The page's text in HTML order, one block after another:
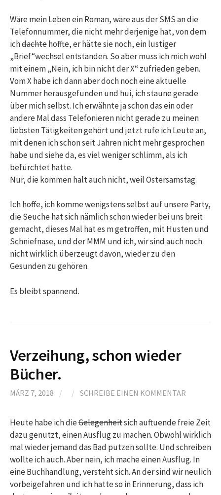
Wäre mein Leben ein Roman, wäre aus der SMS an die
Telefonnummer, die nicht mehr derjenige hat, von dem
ichdachtehoffte, er hätte sie noch, ein lustiger
„Brief“wechsel entstanden. So aber muss ich mich wohl
mit einem „Nein, ich bin nicht der X“ zufrieden geben.
Vom X habe ich dann aber doch noch eine aktuelle
Nummer herausgefunden und hui, ich staune gerade
über mich selbst. Ich erwähnte ja schon das ein oder
andere Mal dass Telefonieren nicht gerade zu meinen
liebsten Tätigkeiten gehört und jetzt rufe ich Leute an,
mit denen ich schon seit Jahren nicht mehr gesprochen
habe und siehe da, es viel weniger schlimm, als ich
befürchtet hatte.
Nur, die kommen halt auch nicht, weil Ostersamstag.
Ich hoffe, ich komme wenigstens selbst auf unsere Party,
die Seuche hat sich nämlich schon wieder bei uns breit
gemacht, dieses Mal hat es m getroffen, mit Husten und
Schniefnase, und der MMM und ich, wir sind auch noch
nicht wirklich überzeugt davon, wieder zu den
Gesunden zu gehören.
Es bleibt spannend.
Verzeihung, schon wieder
Bücher.
MÄRZ 7, 2018 / / SCHREIBE EINEN KOMMENTAR
Heute habe ich dieGelegenheitsich auftuende freie Zeit
dazu genutzt, einen Ausflug zu machen. Obwohl wirklich
mal wieder jemand das Bad putzen sollte. Und schreiben
wollte ich auch. Aber nein, ich mache einen Ausflug. In
eine Buchhandlung, versteht sich. An der sind wir neulich
vorbeigefahren und ich hatte so in Erinnerung, dass ich